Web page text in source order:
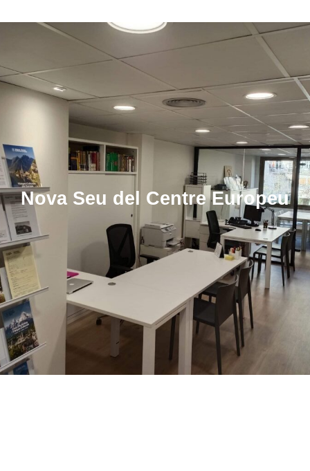
Nova Seu del Centre Europeu